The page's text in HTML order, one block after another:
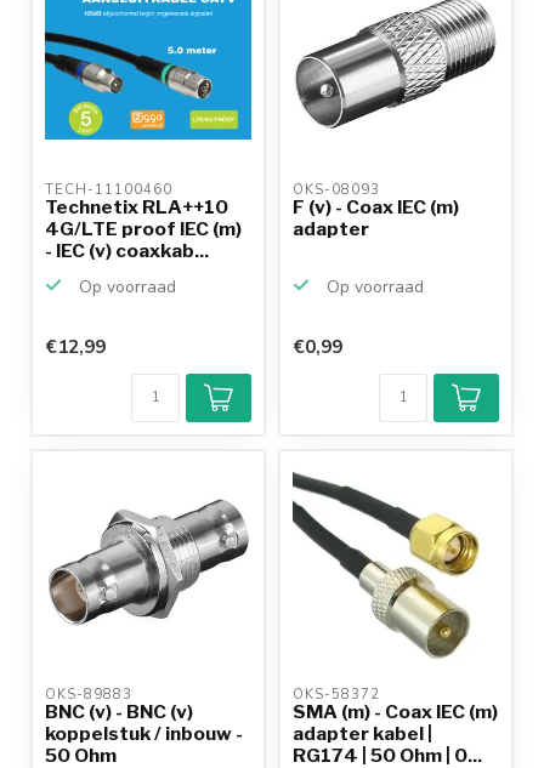
TECH-11100460
Technetix RLA++10
4G/LTE proof IEC (m)
- IEC (v) coaxkab...
Op voorraad
€12,99
OKS-08093
F (v) - Coax IEC (m)
adapter
Op voorraad
€0,99
OKS-89883
BNC (v) - BNC (v)
koppelstuk / inbouw -
50 Ohm
OKS-58372
SMA (m) - Coax IEC (m)
adapter kabel |
RG174 | 50 Ohm | 0...